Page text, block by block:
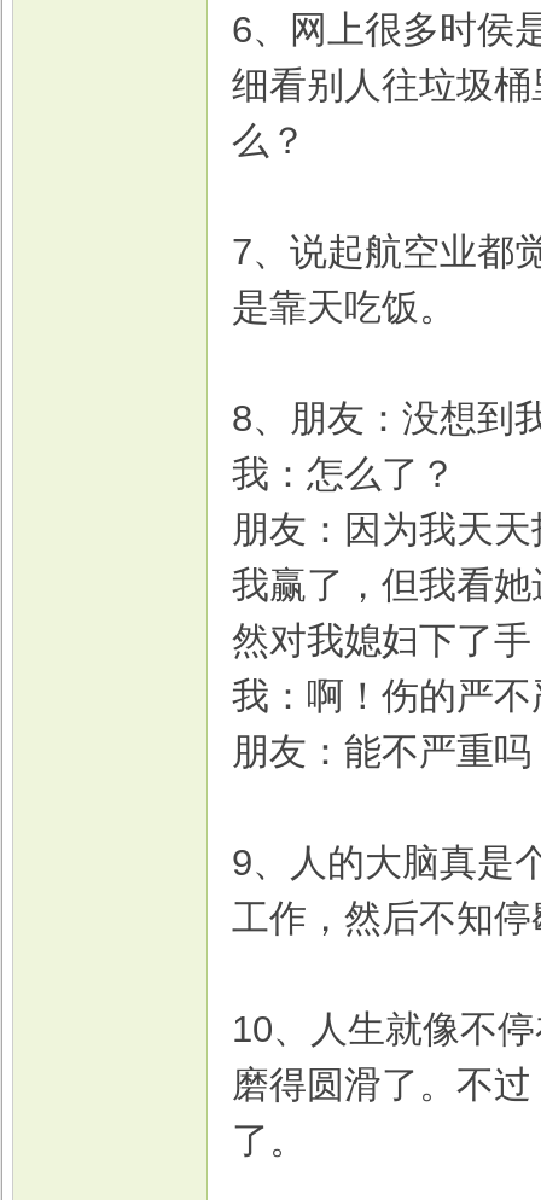
6、网上很多时侯
细看别人往垃圾
么？
7、说起航空业都
是靠天吃饭。
8、朋友：没想到
我：怎么了？
朋友：因为我天
我赢了，但我看
然对我媳妇下了手
我：啊！伤的严
朋友：能不严重
9、人的大脑真是
工作，然后不知
10、人生就像不
磨得圆滑了。不
了。